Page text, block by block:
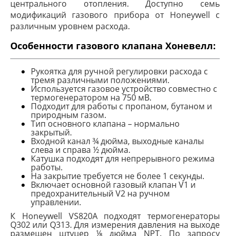
центрального отопления. Доступно семь
модификаций газового прибора от Honeywell с
различным уровнем расхода.
Особенности газового клапана Хоневелл:
Рукоятка для ручной регулировки расхода с
тремя различными положениями.
Используется газовое устройство совместно с
термогенератором на 750 мВ.
Подходит для работы с пропаном, бутаном и
природным газом.
Тип основного клапана – нормально
закрытый.
Входной канал ¾ дюйма, выходные каналы
слева и справа ½ дюйма.
Катушка подходят для непрерывного режима
работы.
На закрытие требуется не более 1 секунды.
Включает основной газовый клапан V1 и
предохранительный V2 на ручном
управлении.
К Honeywell VS820A подходят термогенераторы
Q302 или Q313. Для измерения давления на выходе
размещен штуцер ⅛ дюйма NPT. По запросу